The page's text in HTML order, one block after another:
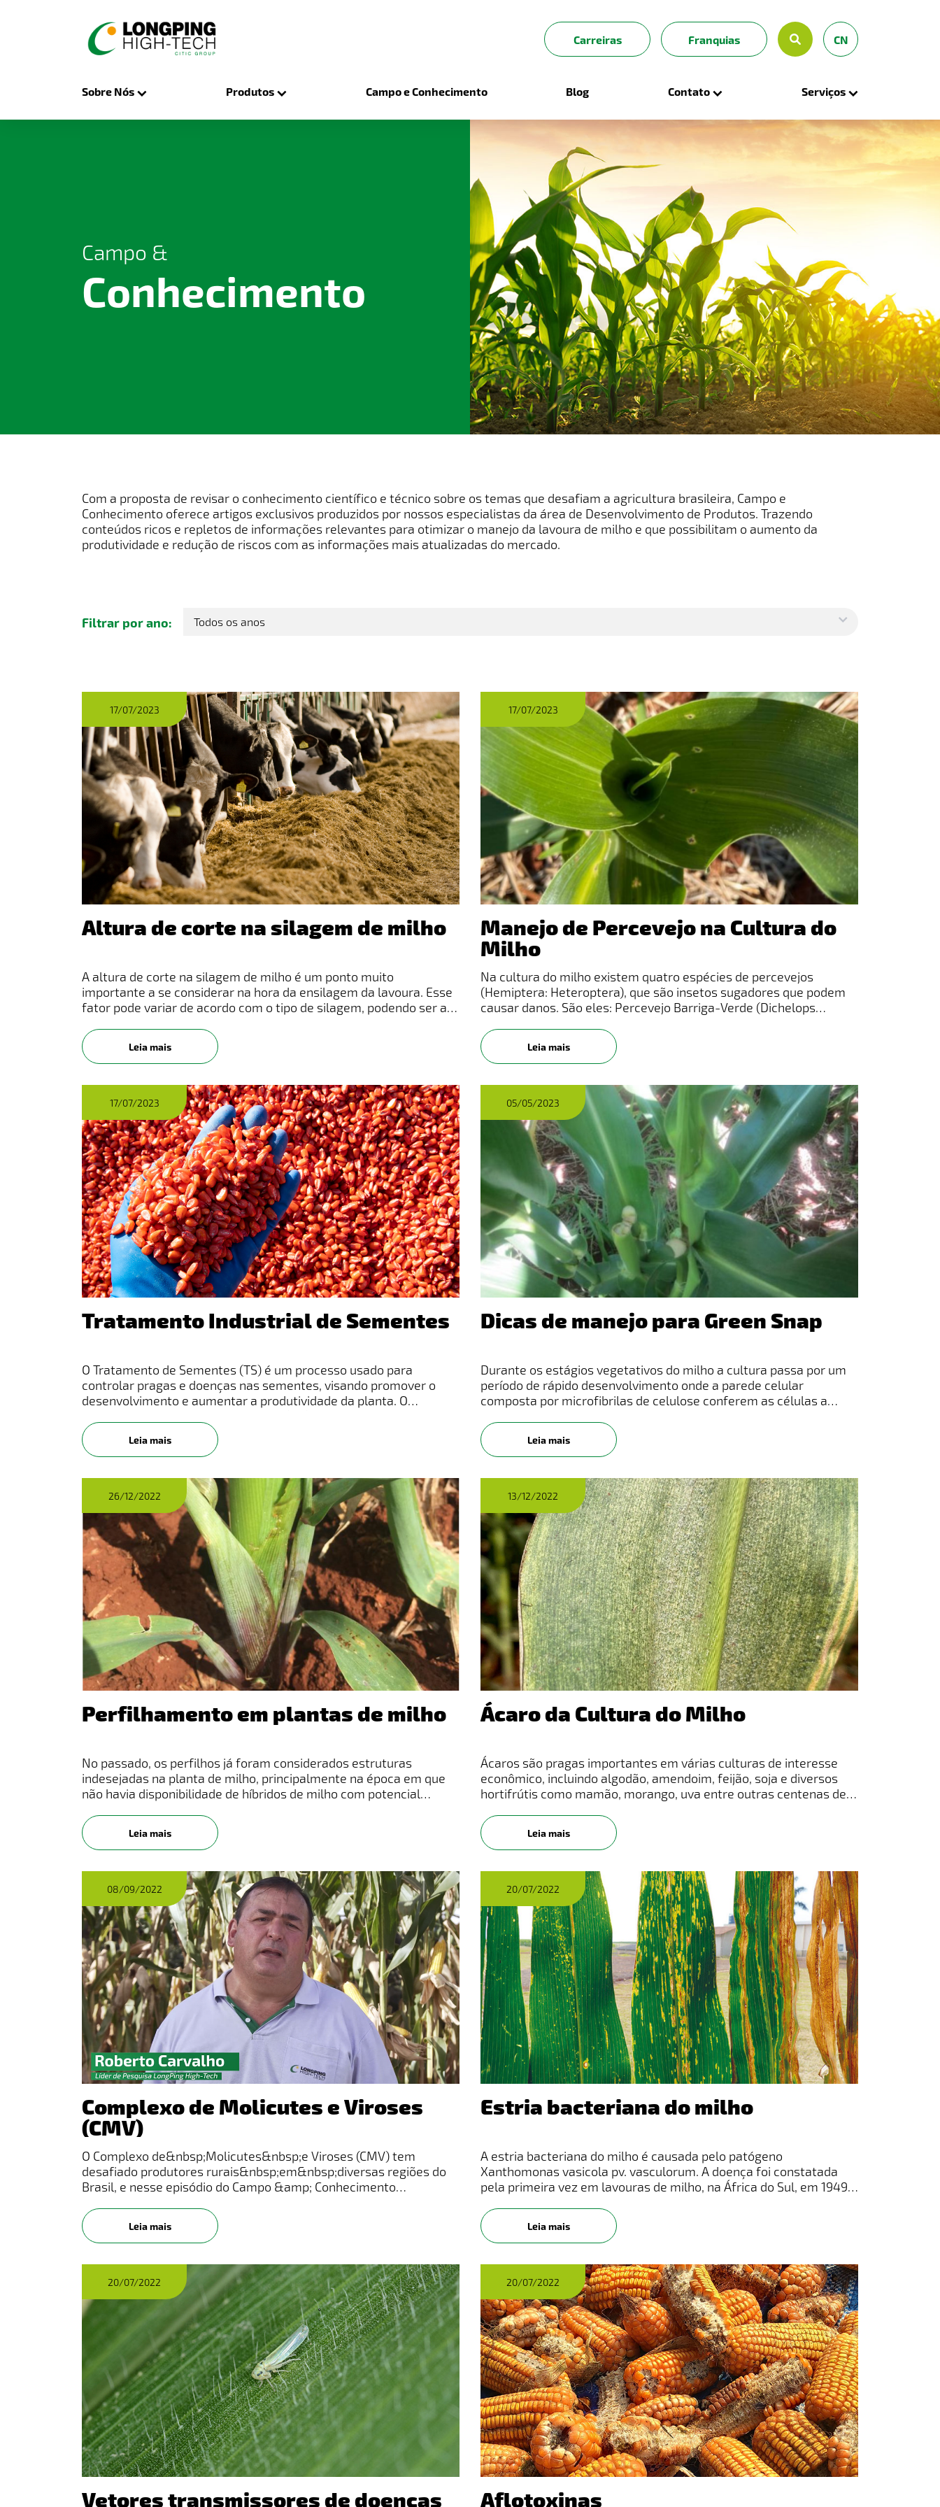
Carreiras Franquias CN
Sobre Nós Produtos Campo e Conhecimento Blog Contato Serviços
Campo &
Conhecimento
Com a proposta de revisar o conhecimento científico e técnico sobre os temas que desafiam a agricultura brasileira, Campo e
Conhecimento oferece artigos exclusivos produzidos por nossos especialistas da área de Desenvolvimento de Produtos. Trazendo
conteúdos ricos e repletos de informações relevantes para otimizar o manejo da lavoura de milho e que possibilitam o aumento da
produtividade e redução de riscos com as informações mais atualizadas do mercado.
Filtrar por ano:
17/07/2023
Altura de corte na silagem de milho
A altura de corte na silagem de milho é um ponto muito
importante a se considerar na hora da ensilagem da lavoura. Esse
fator pode variar de acordo com o tipo de silagem, podendo ser a
como
Leia mais
17/07/2023
Manejo de Percevejo na Cultura do
Milho
Na cultura do milho existem quatro espécies de percevejos
(Hemiptera: Heteroptera), que são insetos sugadores que podem
causar danos. São eles: Percevejo Barriga-Verde (Dichelops
(Euschistus heros
Leia mais
17/07/2023
Tratamento Industrial de Sementes
O Tratamento de Sementes (TS) é um processo usado para
controlar pragas e doenças nas sementes, visando promover o
desenvolvimento e aumentar a produtividade da planta. O
opção de tratamento,
Leia mais
05/05/2023
Dicas de manejo para Green Snap
Durante os estágios vegetativos do milho a cultura passa por um
período de rápido desenvolvimento onde a parede celular
composta por microfibrilas de celulose conferem as células a
estruturas f
Leia mais
26/12/2022
Perfilhamento em plantas de milho
No passado, os perfilhos já foram considerados estruturas
indesejadas na planta de milho, principalmente na época em que
não havia disponibilidade de híbridos de milho com potencial
produtor
Leia mais
13/12/2022
Ácaro da Cultura do Milho
Ácaros são pragas importantes em várias culturas de interesse
econômico, incluindo algodão, amendoim, feijão, soja e diversos
hortifrútis como mamão, morango, uva entre outras centenas de
Leia mais
08/09/2022
Complexo de Molicutes e Viroses
(CMV)
O Complexo de&nbsp;Molicutes&nbsp;e Viroses (CMV) tem
desafiado produtores rurais&nbsp;em&nbsp;diversas regiões do
Brasil, e nesse episódio do Campo &amp; Conhecimento
nosso&nbsp;Gerente de Fitopatologia, assis
Leia mais
20/07/2022
Estria bacteriana do milho
A estria bacteriana do milho é causada pelo patógeno
Xanthomonas vasicola pv. vasculorum. A doença foi constatada
pela primeira vez em lavouras de milho, na África do Sul, em 1949.
diversos estados no
Leia mais
20/07/2022
Vetores transmissores de doenças
20/07/2022
Aflotoxinas